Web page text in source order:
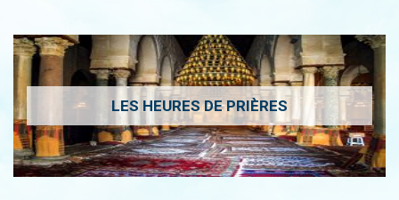
LES HEURES DE PRIÈRES